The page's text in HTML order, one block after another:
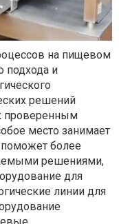
на пищевом
подхода и
решений
проверенным
место занимает
поможет более
решениями,
для
линии для